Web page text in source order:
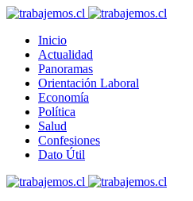
Inicio
Actualidad
Panoramas
Orientación Laboral
Economía
Política
Salud
Confesiones
Dato Útil